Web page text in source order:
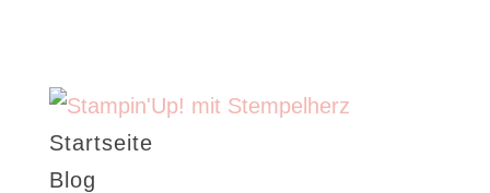
Startseite
Blog